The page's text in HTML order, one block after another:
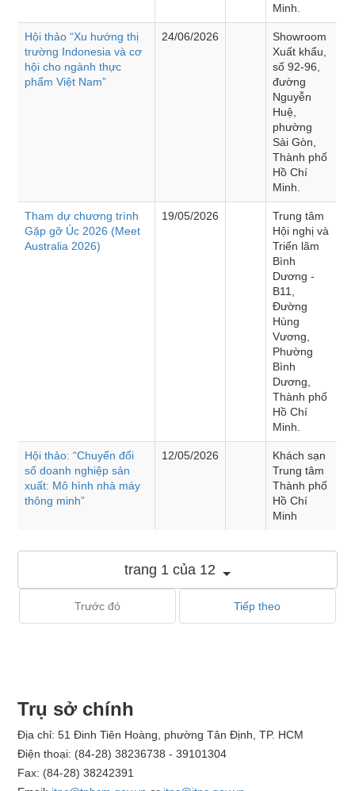
Minh.
Hội thảo “Xu hướng thị
trường Indonesia và cơ
hội cho ngành thực
phẩm Việt Nam”
24/06/2026
Showroom
Xuất khẩu,
số 92-96,
đường
Nguyễn
Huệ,
phường
Sài Gòn,
Thành phố
Hồ Chí
Minh.
Tham dự chương trình
Gặp gỡ Úc 2026 (Meet
Australia 2026)
19/05/2026
Trung tâm
Hội nghị và
Triển lãm
Bình
Dương -
B11,
Đường
Hùng
Vương,
Phường
Bình
Dương,
Thành phố
Hồ Chí
Minh.
Hội thảo: “Chuyển đổi
số doanh nghiệp sản
xuất: Mô hình nhà máy
thông minh”
12/05/2026
Khách sạn
Trung tâm
Thành phố
Hồ Chí
Minh
trang 1 của 12
Trước đó Tiếp theo
Trụ sở chính
Địa chỉ: 51 Đinh Tiên Hoàng, phường Tân Định, TP. HCM
Điện thoại: (84-28) 38236738 - 39101304
Fax: (84-28) 38242391